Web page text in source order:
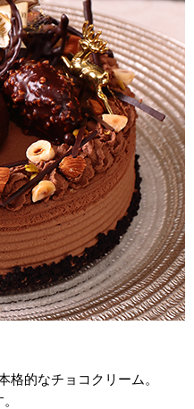
格的なチョコクリーム。